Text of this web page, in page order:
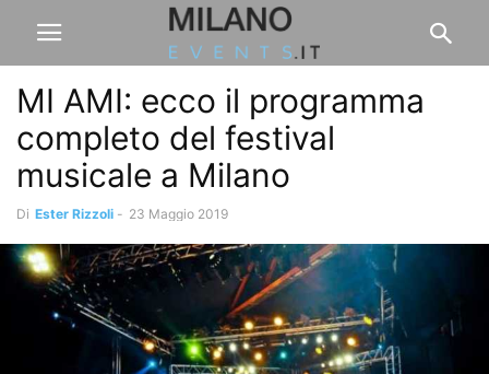
MI AMI: ecco il programma
completo del festival
musicale a Milano
Di Ester Rizzoli - 23 Maggio 2019